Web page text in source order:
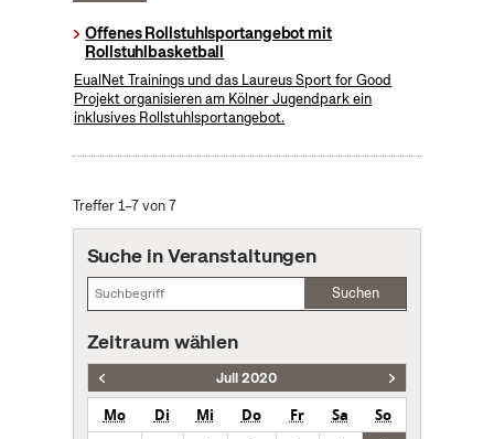
Offenes Rollstuhlsportangebot mit
Rollstuhlbasketball
EualNet Trainings und das Laureus Sport for Good
Projekt organisieren am Kölner Jugendpark ein
inklusives Rollstuhlsportangebot.
Treffer 1–7 von 7
Suche in Veranstaltungen
Suchen
Zeitraum wählen
Juli 2020
Mo Di Mi Do Fr Sa
So